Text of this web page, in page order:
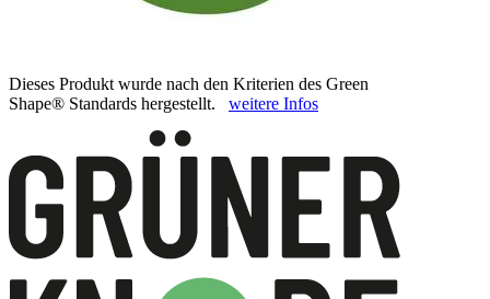
Dieses Produkt wurde nach den Kriterien des Green
Shape® Standards hergestellt. weitere Infos